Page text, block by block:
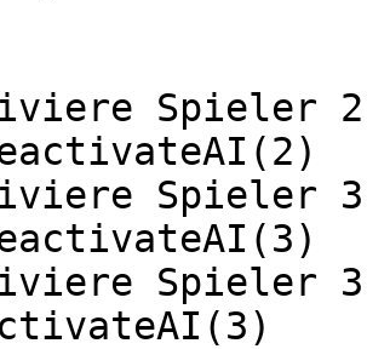
Spieler 2
Spieler 3
Spieler 3